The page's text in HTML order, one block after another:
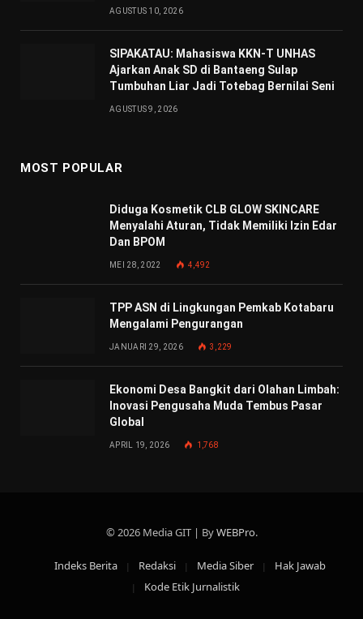
AGUSTUS 10, 2026
SIPAKATAU: Mahasiswa KKN-T UNHAS
Ajarkan Anak SD di Bantaeng Sulap
Tumbuhan Liar Jadi Totebag Bernilai Seni
AGUSTUS 9, 2026
MOST POPULAR
Diduga Kosmetik CLB GLOW SKINCARE
Menyalahi Aturan, Tidak Memiliki Izin Edar
Dan BPOM
MEI 28, 2022 4,492
TPP ASN di Lingkungan Pemkab Kotabaru
Mengalami Pengurangan
JANUARI 29, 2026 3,229
Ekonomi Desa Bangkit dari Olahan Limbah:
Inovasi Pengusaha Muda Tembus Pasar
Global
APRIL 19, 2026 1,768
© 2026 Media GIT | ByWEBPro.
Indeks Berita Redaksi Media Siber
Hak Jawab
Kode Etik Jurnalistik